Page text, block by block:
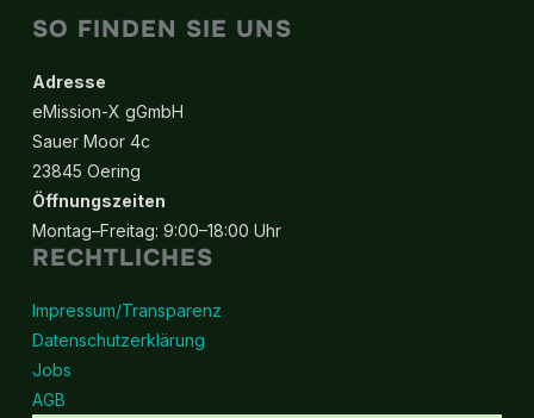
SO FINDEN SIE UNS
Adresse
eMission-X gGmbH
Sauer Moor 4c
23845 Oering
Öffnungszeiten
Montag–Freitag: 9:00–18:00 Uhr
RECHTLICHES
Impressum/Transparenz
Datenschutzerklärung
Jobs
AGB